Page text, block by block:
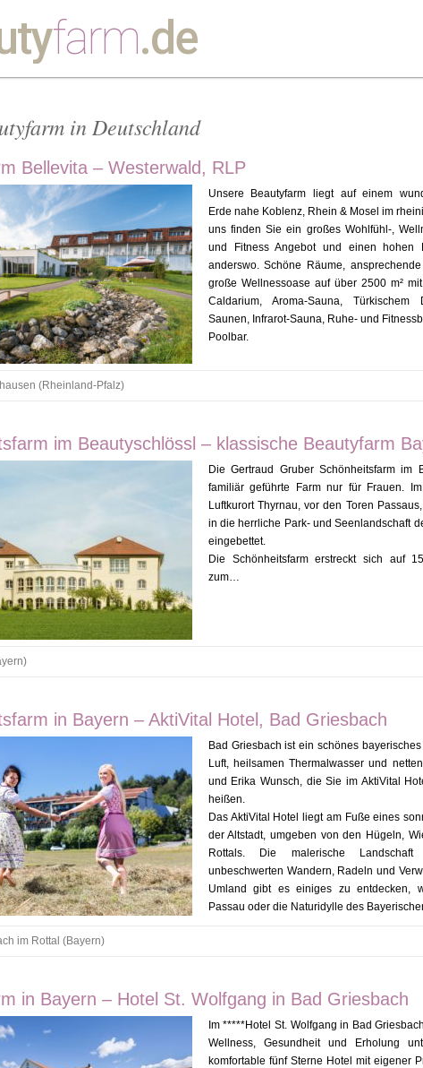
farm.de
in Deutschland
Bellevita – Westerwald, RLP
Unsere Beautyfarm liegt auf einem
Erde nahe Koblenz, Rhein & Mosel im
uns finden Sie ein großes Wohlfühl-,
und Fitness Angebot und einen hohen
anderswo. Schöne Räume,
große Wellnessoase auf über 2500 m²
Caldarium, Aroma-Sauna, Türkischem
Saunen, Infrarot-Sauna, Ruhe- und
Poolbar.
(Rheinland-Pfalz)
im Beautyschlössl – klassische Beautyfarm
Die Gertraud Gruber Schönheitsfarm im
familiär geführte Farm nur für Frauen.
Luftkurort Thyrnau, vor den Toren
in die herrliche Park- und Seenlandschaft
eingebettet.
Die Schönheitsfarm erstreckt sich auf
zum…
in Bayern – AktiVital Hotel, Bad Griesbach
Bad Griesbach ist ein schönes
Luft, heilsamen Thermalwasser und
und Erika Wunsch, die Sie im AktiVital
heißen.
Das AktiVital Hotel liegt am Fuße eines
der Altstadt, umgeben von den Hügeln,
Rottals. Die malerische
unbeschwerten Wandern, Radeln und
Umland gibt es einiges zu entdecken,
Passau oder die Naturidylle des
im Rottal (Bayern)
in Bayern – Hotel St. Wolfgang in Bad Griesbach
Im *****Hotel St. Wolfgang in Bad
Wellness, Gesundheit und Erholung
komfortable fünf Sterne Hotel mit eigener